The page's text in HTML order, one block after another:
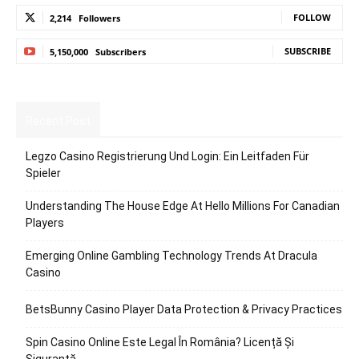
2,214 Followers FOLLOW
5,150,000 Subscribers SUBSCRIBE
Legzo Casino Registrierung Und Login: Ein Leitfaden Für
Spieler
Understanding The House Edge At Hello Millions For Canadian
Players
Emerging Online Gambling Technology Trends At Dracula
Casino
BetsBunny Casino Player Data Protection & Privacy Practices
Spin Casino Online Este Legal În România? Licență Și